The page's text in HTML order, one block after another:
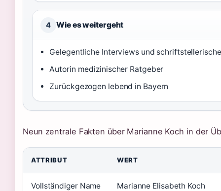
4 Wie es weitergeht
Gelegentliche Interviews und
Autorin medizinischer Ratgeber
Zurückgezogen lebend in Bayern
Neun zentrale Fakten über Marianne Koch in der
ATTRIBUT WERT
Vollständiger Name Marianne Elisabeth Koch